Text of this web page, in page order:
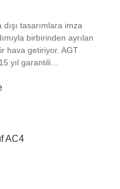
tasarımlara imza
birbirinden ayrılan
hava getiriyor. AGT
yıl garantili…
AC4